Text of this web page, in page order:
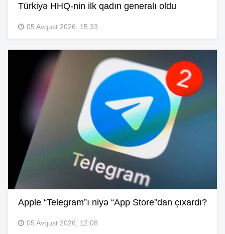
Türkiyə HHQ-nin ilk qadın generalı oldu
05 Avqust 2026, 15:33
Apple “Telegram”ı niyə “App Store”dan çıxardı?
05 Avqust 2026, 12:08